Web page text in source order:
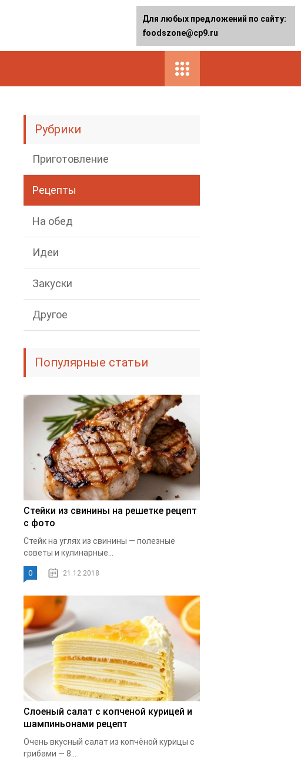
Рубрики
Приготовление
Рецепты
На обед
Идеи
Закуски
Другое
Популярные статьи
Стейки из свинины на решетке рецепт
с фото
Стейк на углях из свинины — полезные
советы и кулинарные...
0 21.12.2018
Слоеный салат с копченой курицей и
шампиньонами рецепт
Очень вкусный салат из копчёной курицы с
грибами — 8...
Для любых предложений по сайту:
foodszone@cp9.ru